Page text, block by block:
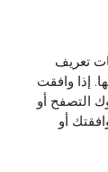
تعريف
إذا وافقت
التصفح أو
أو